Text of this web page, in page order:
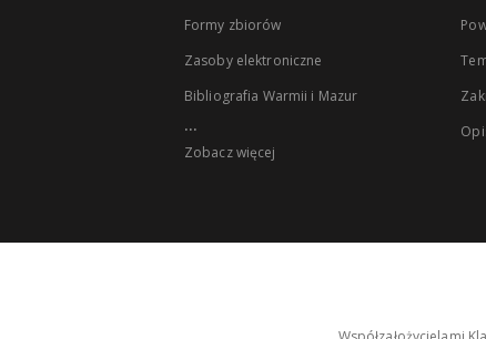
Formy zbiorów
Zasoby elektroniczne
Bibliografia Warmii i Mazur
...
Zobacz więcej